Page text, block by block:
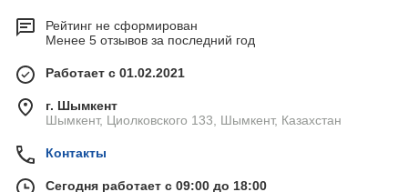
Рейтинг не сформирован
Менее 5 отзывов за последний год
Работает с 01.02.2021
г. Шымкент
Шымкент, Циолковского 133, Шымкент, Казахстан
Контакты
Сегодня работает с 09:00 до 18:00